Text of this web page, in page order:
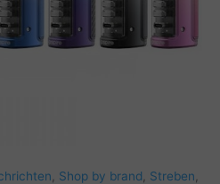
Shop by brand Streben